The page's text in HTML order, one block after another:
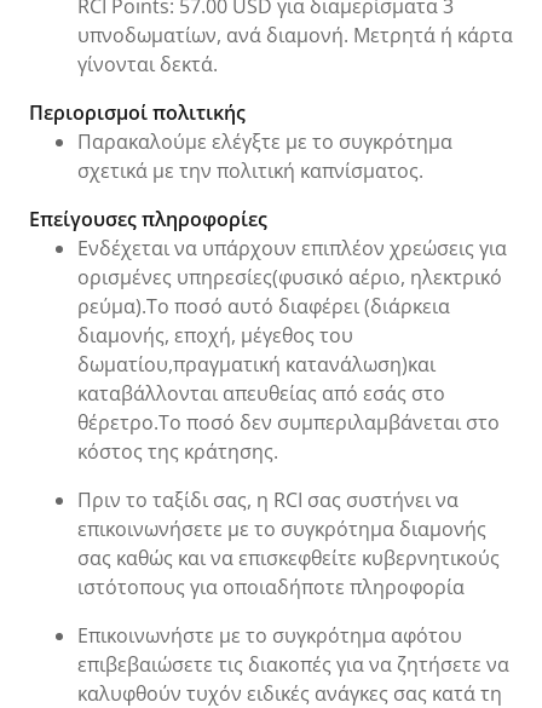
RCI Points: 57.00 USD για διαμερίσματα 3
υπνοδωματίων, ανά διαμονή. Μετρητά ή κάρτα
γίνονται δεκτά.
Περιορισμοί πολιτικής
Παρακαλούμε ελέγξτε με το συγκρότημα
σχετικά με την πολιτική καπνίσματος.
Επείγουσες πληροφορίες
Ενδέχεται να υπάρχουν επιπλέον χρεώσεις για
ορισμένες υπηρεσίες(φυσικό αέριο, ηλεκτρικό
ρεύμα).Το ποσό αυτό διαφέρει (διάρκεια
διαμονής, εποχή, μέγεθος του
δωματίου,πραγματική κατανάλωση)και
καταβάλλονται απευθείας από εσάς στο
θέρετρο.Το ποσό δεν συμπεριλαμβάνεται στο
κόστος της κράτησης.
Πριν το ταξίδι σας, η RCI σας συστήνει να
επικοινωνήσετε με το συγκρότημα διαμονής
σας καθώς και να επισκεφθείτε κυβερνητικούς
ιστότοπους για οποιαδήποτε πληροφορία
Επικοινωνήστε με το συγκρότημα αφότου
επιβεβαιώσετε τις διακοπές για να ζητήσετε να
καλυφθούν τυχόν ειδικές ανάγκες σας κατά τη